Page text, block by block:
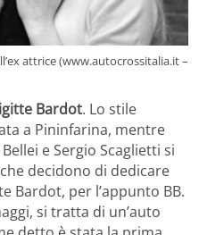
attrice (www.autocrossitalia.it –
Bardot. Lo stile
a Pininfarina, mentre
e Sergio Scaglietti si
decidono di dedicare
Bardot, per l’appunto BB.
si tratta di un’auto